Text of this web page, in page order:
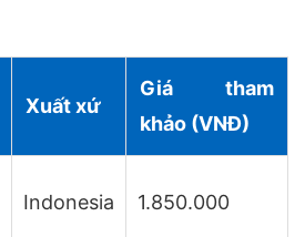
Xuất xứ
Giá tham
khảo (VNĐ)
Indonesia 1.850.000